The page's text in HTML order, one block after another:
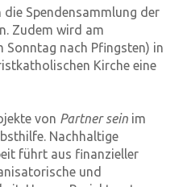
die Spendensammlung der
Zudem wird am
nach Pfingsten) in
Kirche eine
von Partner sein im
Nachhaltige
führt aus finanzieller
und